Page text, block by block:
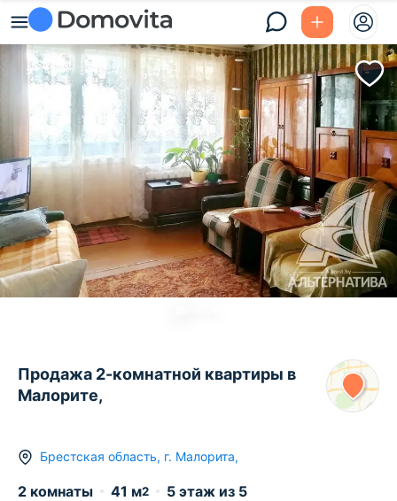
Продажа 2-комнатной квартиры в
Малорите,
Брестская область, г. Малорита,
2 комнаты 41 м2 5 этаж из 5